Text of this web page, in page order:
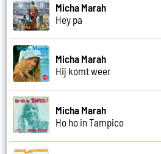
Micha Marah
Hey pa
Micha Marah
Hij komt weer
Micha Marah
Ho ho in Tampico